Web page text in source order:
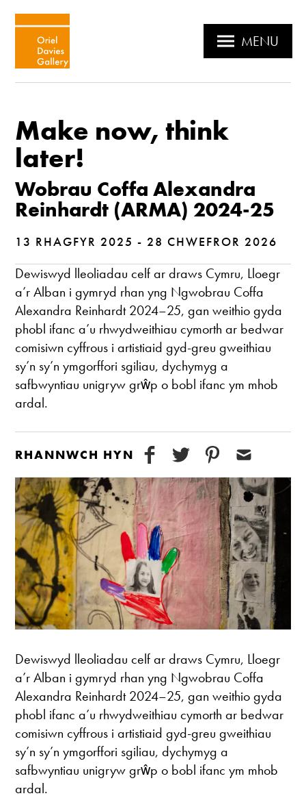
MENU
Make now, think
later!
Wobrau Coffa Alexandra
Reinhardt (ARMA) 2024-25
13 RHAGFYR 2025 - 28 CHWEFROR 2026
Dewiswyd lleoliadau celf ar draws Cymru, Lloegr
a’r Alban i gymryd rhan yng Ngwobrau Coffa
Alexandra Reinhardt 2024–25, gan weithio gyda
phobl ifanc a’u rhwydweithiau cymorth ar bedwar
comisiwn cyffrous i artistiaid gyd-greu gweithiau
sy’n sy’n ymgorffori sgiliau, dychymyg a
safbwyntiau unigryw grŵp o bobl ifanc ym mhob
ardal.
RHANNWCH HYN
Dewiswyd lleoliadau celf ar draws Cymru, Lloegr
a’r Alban i gymryd rhan yng Ngwobrau Coffa
Alexandra Reinhardt 2024–25, gan weithio gyda
phobl ifanc a’u rhwydweithiau cymorth ar bedwar
comisiwn cyffrous i artistiaid gyd-greu gweithiau
sy’n sy’n ymgorffori sgiliau, dychymyg a
safbwyntiau unigryw grŵp o bobl ifanc ym mhob
ardal.